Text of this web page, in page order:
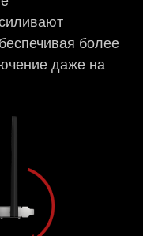
более
даже на